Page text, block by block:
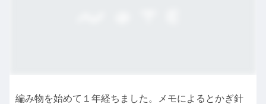
編み物を始めて１年経ちました。メモによるとかぎ針